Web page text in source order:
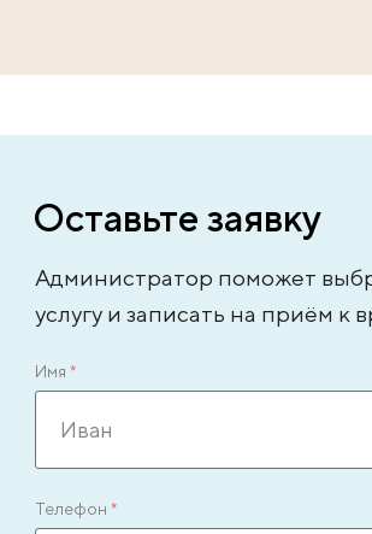
Оставьте заявку
Администратор поможет
услугу и записать на приём к
Имя *
Телефон *